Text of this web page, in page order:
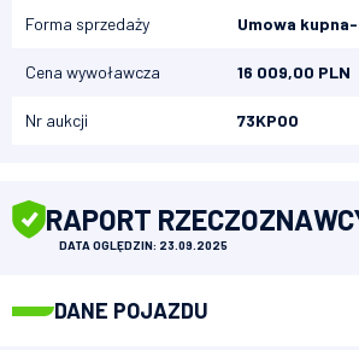
Forma sprzedaży Umowa
Cena wywoławcza 16 009,00 PLN
Nr aukcji 73KPOO
RAPORT
DATA OGLĘDZIN: 23.09.2025
DANE POJAZDU